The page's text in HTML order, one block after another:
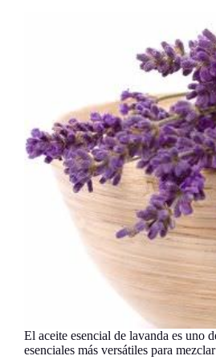
El aceite esencial de lavanda es uno
esenciales más versátiles para